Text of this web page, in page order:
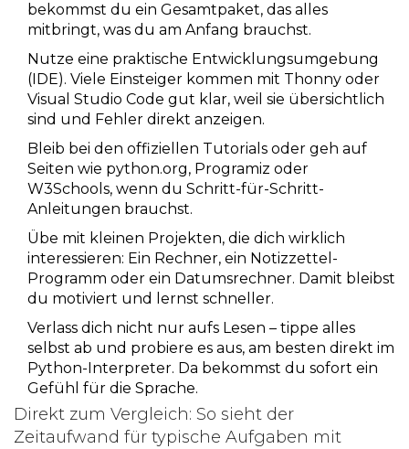
bekommst du ein Gesamtpaket, das alles
mitbringt, was du am Anfang brauchst.
Nutze eine praktische Entwicklungsumgebung
(IDE). Viele Einsteiger kommen mit Thonny oder
Visual Studio Code gut klar, weil sie übersichtlich
sind und Fehler direkt anzeigen.
Bleib bei den offiziellen Tutorials oder geh auf
Seiten wie python.org, Programiz oder
W3Schools, wenn du Schritt-für-Schritt-
Anleitungen brauchst.
Übe mit kleinen Projekten, die dich wirklich
interessieren: Ein Rechner, ein Notizzettel-
Programm oder ein Datumsrechner. Damit bleibst
du motiviert und lernst schneller.
Verlass dich nicht nur aufs Lesen – tippe alles
selbst ab und probiere es aus, am besten direkt im
Python-Interpreter. Da bekommst du sofort ein
Gefühl für die Sprache.
Direkt zum Vergleich: So sieht der
Zeitaufwand für typische Aufgaben mit